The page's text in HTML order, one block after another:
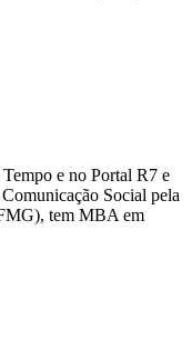
e no Portal R7 e
Social pela
tem MBA em